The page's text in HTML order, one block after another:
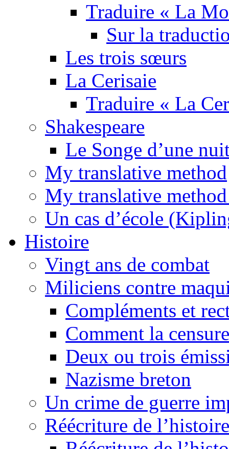
Traduire « La
Sur la
Les trois sœurs
La Cerisaie
Traduire « La
Shakespeare
Le Songe d’une
My translative method
My translative
Un cas d’école
Histoire
Vingt ans de combat
Miliciens contre
Compléments et
Comment la
Deux ou trois
Nazisme breton
Un crime de guerre
Réécriture de